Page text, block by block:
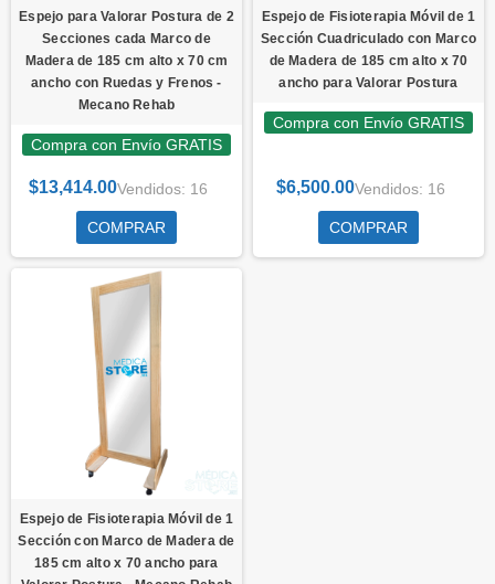
Espejo para Valorar Postura de 2
Secciones cada Marco de
Madera de 185 cm alto x 70 cm
ancho con Ruedas y Frenos -
Mecano Rehab
Compra con Envío GRATIS
Vendidos: 16
$13,414.00
COMPRAR
Espejo de Fisioterapia Móvil de 1
Sección Cuadriculado con Marco
de Madera de 185 cm alto x 70
ancho para Valorar Postura
Compra con Envío GRATIS
Vendidos: 16
$6,500.00
COMPRAR
Espejo de Fisioterapia Móvil de 1
Sección con Marco de Madera de
185 cm alto x 70 ancho para